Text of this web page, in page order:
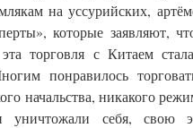
на уссурийских,
которые заявляют,
торговля с Китаем
понравилось
начальства, никакого
себя, свою